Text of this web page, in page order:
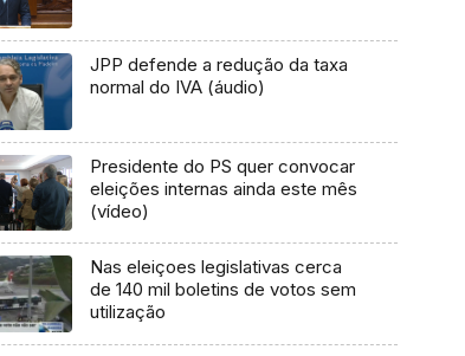
JPP defende a redução da taxa
normal do IVA (áudio)
Presidente do PS quer convocar
eleições internas ainda este mês
(vídeo)
Nas eleiçoes legislativas cerca
de 140 mil boletins de votos sem
utilização